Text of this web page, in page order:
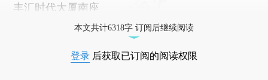
丰汇时代大厦南座
本文共计6318字 订阅后继续阅读
登录 后获取已订阅的阅读权限